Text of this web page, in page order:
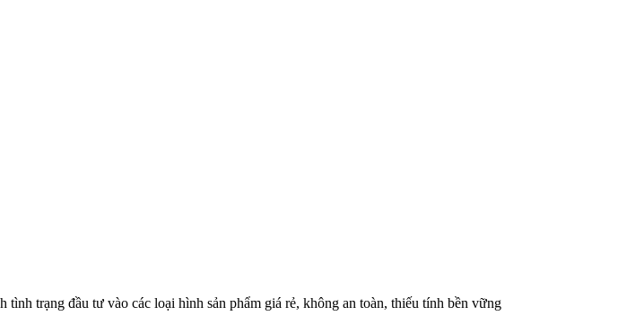
trạng đầu tư vào các loại hình sản phẩm giá rẻ, không an toàn, thiếu tính bền vững